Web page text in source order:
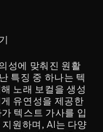
성에 맞춰진 원활
특징 중 하나는 텍
노래 보컬을 생성
유연성을 제공한
텍스트 가사를 입
원하며, AI는 다양